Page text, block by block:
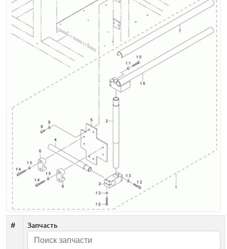
# Запчасть